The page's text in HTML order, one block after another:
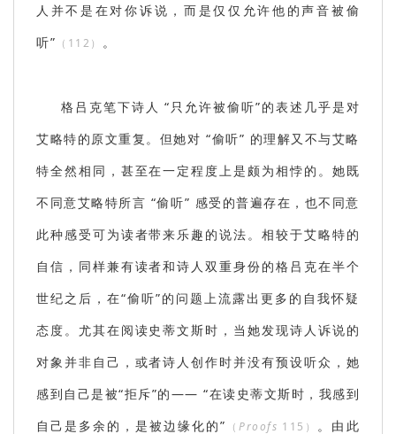
人并不是在对你诉说，而是仅仅允许他的声音被偷
听” （112） 。
格吕克笔下诗人 “只允许被偷听”的表述几乎是对
艾略特的原文重复。但她对 “偷听” 的理解又不与艾略
特全然相同，甚至在一定程度上是颇为相悖的。她既
不同意艾略特所言 “偷听” 感受的普遍存在，也不同意
此种感受可为读者带来乐趣的说法。相较于艾略特的
自信，同样兼有读者和诗人双重身份的格吕克在半个
世纪之后，在“偷听”的问题上流露出更多的自我怀疑
态度。尤其在阅读史蒂文斯时，当她发现诗人诉说的
对象并非自己，或者诗人创作时并没有预设听众，她
感到自己是被“拒斥”的—— “在读史蒂文斯时，我感到
自己是多余的，是被边缘化的” （Proofs 115） 。由此